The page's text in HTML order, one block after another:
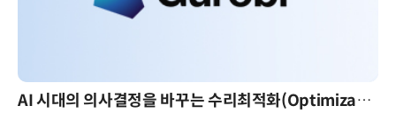
AI 시대의 의사결정을 바꾸는 수리최적화(Optimization): 실제 산업 적용 사례와 활용 전략